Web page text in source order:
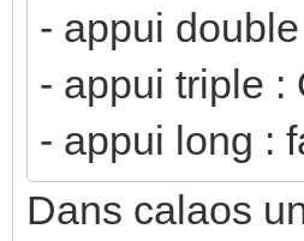
- appui
- appui triple :
- appui long :
Dans calaos